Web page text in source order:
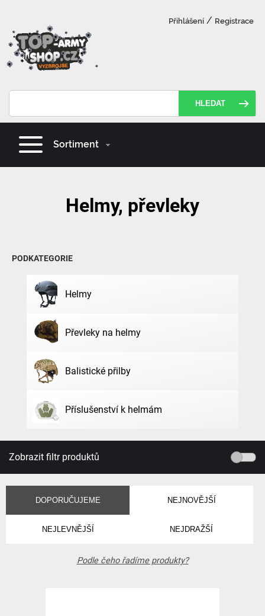
Přihlášení / Registrace
HLEDAT
Sortiment
Helmy, převleky
PODKATEGORIE
Helmy
Převleky na helmy
Balistické přilby
Příslušenství k helmám
Zobrazit filtr produktů
DOPORUČUJEME NEJNOVĚJŠÍ
NEJLEVNĚJŠÍ NEJDRAŽŠÍ
Podle čeho řadíme produkty?